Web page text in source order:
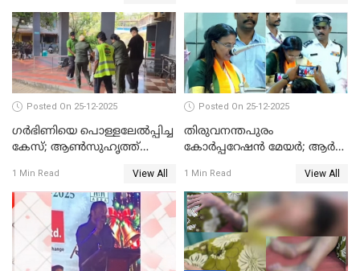
Posted On 25-12-2025
ഗര്‍ഭിണിയെ പൊള്ളലേല്‍പ്പിച്ച
കേസ്; ആണ്‍സുഹൃത്ത്
1 Min Read View All
Posted On 25-12-2025
തിരുവനന്തപുരം
കോര്‍പ്പറേഷന്‍ മേയർ; ആര്‍
1 Min Read View All